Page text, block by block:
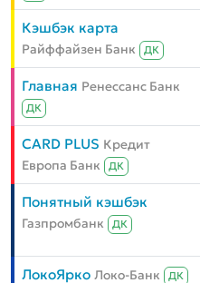
Кэшбэк карта
Райффайзен Банк ДК
Главная Ренессанс Банк
ДК
CARD PLUS Кредит
Европа Банк
ДК
Понятный кэшбэк
Газпромбанк ДК
ЛокоЯрко Локо-Банк ДК